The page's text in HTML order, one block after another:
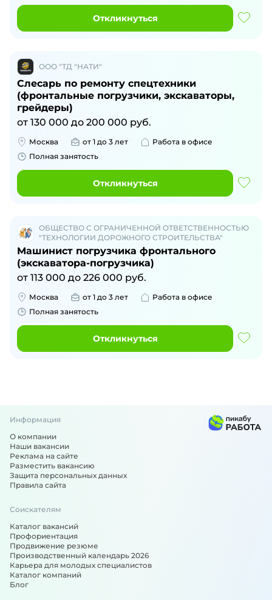
Откликнуться
ООО "ТД "НАТИ"
Слесарь по ремонту спецтехники
(фронтальные погрузчики, экскаваторы,
грейдеры)
от 130 000 до 200 000 руб.
Москва от 1 до 3 лет
Работа в офисе
Полная занятость
Откликнуться
ОБЩЕСТВО С ОГРАНИЧЕННОЙ ОТВЕТСТВЕННОСТЬЮ
"ТЕХНОЛОГИИ ДОРОЖНОГО СТРОИТЕЛЬСТВА"
Машинист погрузчика фронтального
(экскаватора-погрузчика)
от 113 000 до 226 000 руб.
Москва от 1 до 3 лет
Работа в офисе
Полная занятость
Откликнуться
Информация
О компании
Наши вакансии
Реклама на сайте
Разместить вакансию
Защита персональных данных
Правила сайта
Соискателям
Каталог вакансий
Профориентация
Продвижение резюме
Производственный календарь 2026
Карьера для молодых специалистов
Каталог компаний
Блог